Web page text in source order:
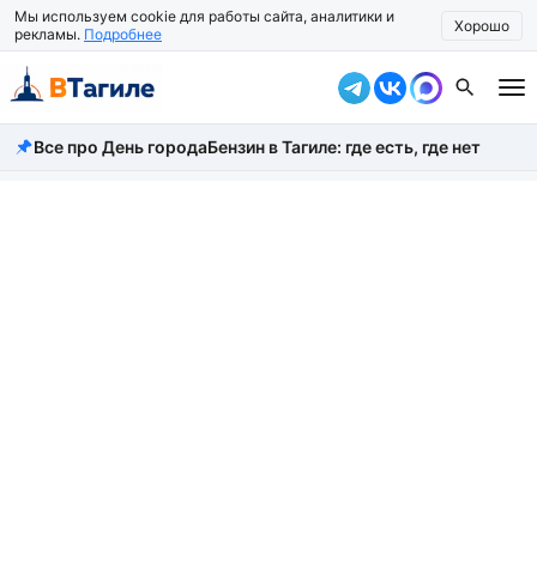
Мы используем cookie для работы сайта, аналитики и
рекламы. Подробнее Хорошо
Все новости
Все про День городаБензин в Тагиле: где есть, где нет